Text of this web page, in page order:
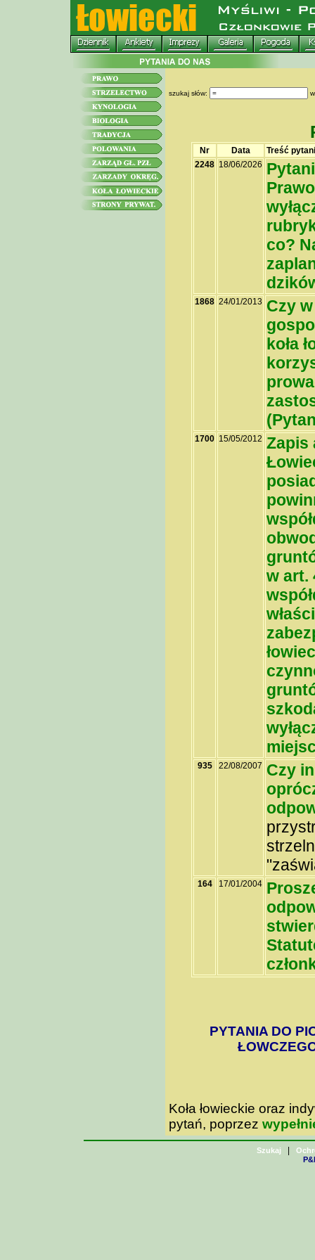
szukaj słów:
Nr Data
Treść
2248 18/06/2026
co?
1868 24/01/2013 Czy
koła
(
1700 15/05/2012 Zapis
w art.
935 22/08/2007 Czy
164 17/01/2004
PYTANIA DO
Koła łowieckie oraz
pytań, poprzez
Szukaj